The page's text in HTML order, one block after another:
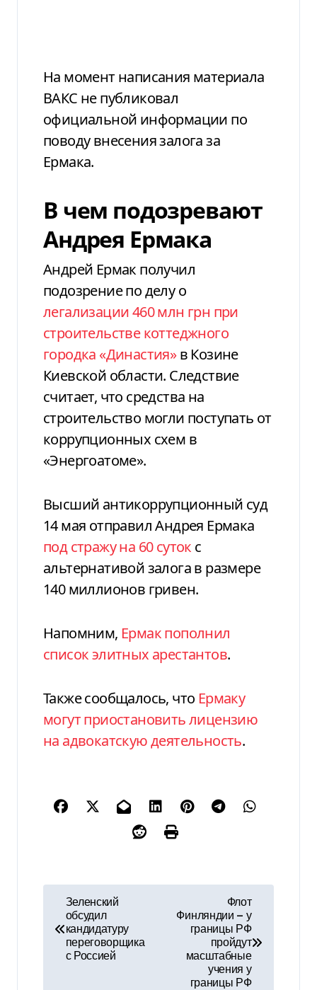
На момент написания материала
ВАКС не публиковал
официальной информации по
поводу внесения залога за
Ермака.
В чем подозревают
Андрея Ермака
Андрей Ермак получил
подозрение по делу о
легализации 460 млн грн при
строительстве коттеджного
городка «Династия»в Козине
Киевской области. Следствие
считает, что средства на
строительство могли поступать от
коррупционных схем в
«Энергоатоме».
Высший антикоррупционный суд
14 мая отправил Андрея Ермака
под стражу на 60 суток с
альтернативой залога в размере
140 миллионов гривен.
Напомним, Ермак пополнил
список элитных арестантов.
Также сообщалось, что Ермаку
могут приостановить лицензию
на адвокатскую деятельность.
Зеленский
обсудил
кандидатуру
переговорщика
с Россией
Флот
Финляндии — у
границы РФ
пройдут
масштабные
учения у
границы РФ